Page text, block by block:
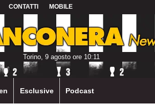
CONTATTI MOBILE
Torino, 9 agosto ore 10:11
Esclusive Podcast